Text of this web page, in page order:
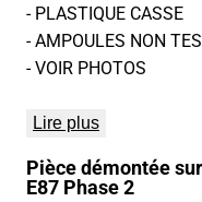
- PLASTIQUE CASSE
- AMPOULES NON
- VOIR PHOTOS
Lire plus
Pièce démontée
E87 Phase 2